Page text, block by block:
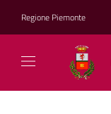
Regione Piemonte